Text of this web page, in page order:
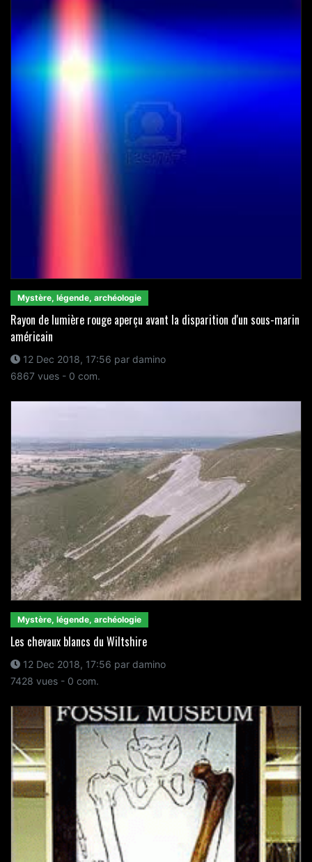
Mystère, légende, archéologie
Rayon de lumière rouge aperçu avant la disparition d'un sous-marin
américain
12 Dec 2018, 17:56 par damino
6867 vues - 0 com.
Mystère, légende, archéologie
Les chevaux blancs du Wiltshire
12 Dec 2018, 17:56 par damino
7428 vues - 0 com.